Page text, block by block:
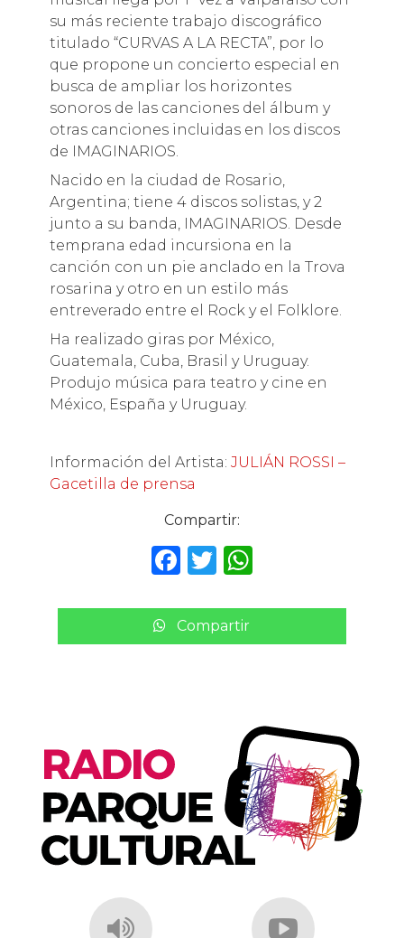
su más reciente trabajo discográfico
titulado “CURVAS A LA RECTA”, por lo
que propone un concierto especial en
busca de ampliar los horizontes
sonoros de las canciones del álbum y
otras canciones incluidas en los discos
de IMAGINARIOS.
Nacido en la ciudad de Rosario,
Argentina; tiene 4 discos solistas, y 2
junto a su banda, IMAGINARIOS. Desde
temprana edad incursiona en la
canción con un pie anclado en la Trova
rosarina y otro en un estilo más
entreverado entre el Rock y el Folklore.
Ha realizado giras por México,
Guatemala, Cuba, Brasil y Uruguay.
Produjo música para teatro y cine en
México, España y Uruguay.
Información del Artista: JULIÁN ROSSI –
Gacetilla de prensa
Compartir:
F
c
e
T
it
te
W
a
ts
p
Compartir